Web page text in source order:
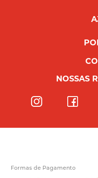
NOSSAS
Formas de Pagamento